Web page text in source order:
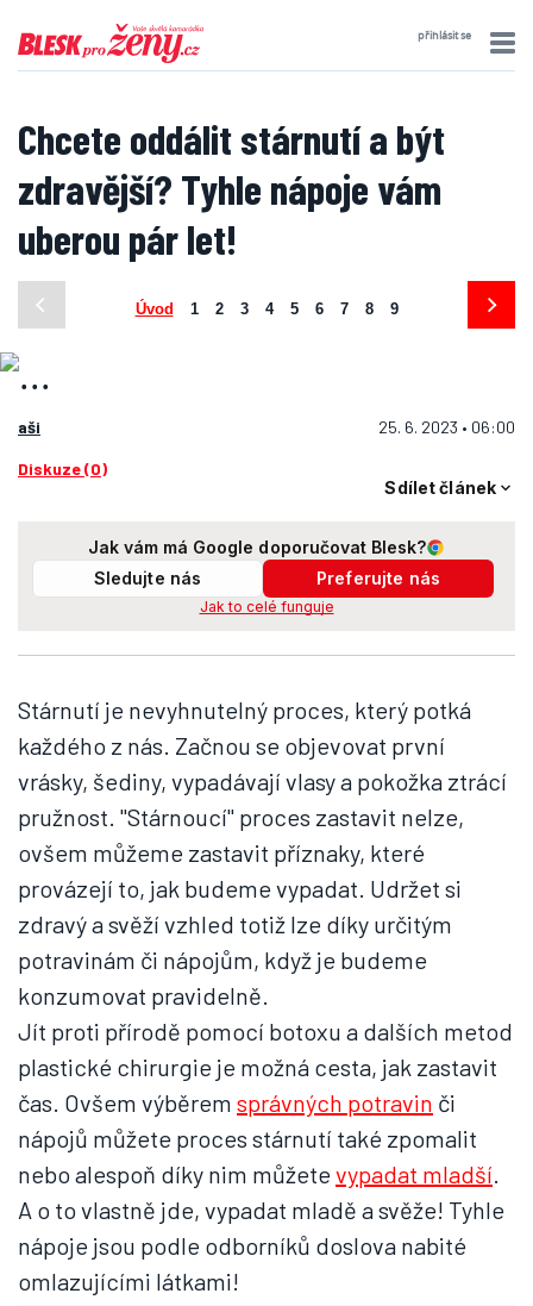
přihlásit se
Chcete oddálit stárnutí a být
zdravější? Tyhle nápoje vám
uberou pár let!
Úvod 1 2 3 4 5 6 7 8 9
aši 25. 6. 2023 • 06:00
Diskuze (0)
Sdílet článek
Jak vám má Google doporučovat Blesk?
Sledujte nás
Preferujte nás
Jak to celé funguje
Stárnutí je nevyhnutelný proces, který potká
každého z nás. Začnou se objevovat první
vrásky, šediny, vypadávají vlasy a pokožka ztrácí
pružnost. "Stárnoucí" proces zastavit nelze,
ovšem můžeme zastavit příznaky, které
provázejí to, jak budeme vypadat. Udržet si
zdravý a svěží vzhled totiž lze díky určitým
potravinám či nápojům, když je budeme
konzumovat pravidelně.
Jít proti přírodě pomocí botoxu a dalších metod
plastické chirurgie je možná cesta, jak zastavit
čas. Ovšem výběrem správných potravin či
nápojů můžete proces stárnutí také zpomalit
nebo alespoň díky nim můžetevypadat mladší.
A o to vlastně jde, vypadat mladě a svěže! Tyhle
nápoje jsou podle odborníků doslova nabité
omlazujícími látkami!